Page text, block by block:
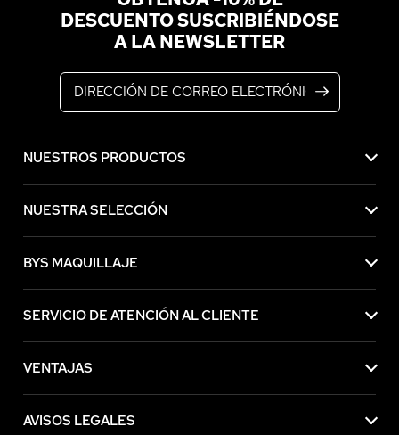
DESCUENTO SUSCRIBIÉNDOSE
A LA NEWSLETTER
NUESTROS PRODUCTOS
NUESTRA SELECCIÓN
BYS MAQUILLAJE
SERVICIO DE ATENCIÓN AL CLIENTE
VENTAJAS
AVISOS LEGALES